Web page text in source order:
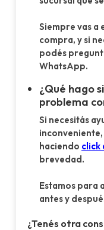
Siempre vas a
compra, y si
podés
WhatsApp.
¿Qué hago
problema
Si necesitás
haciendo click
brevedad.
Estamos para
antes y
¿Tenés otra